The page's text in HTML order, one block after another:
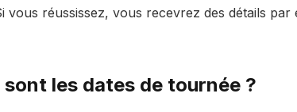
vous réussissez, vous recevrez des détails
sont les dates de tournée ?